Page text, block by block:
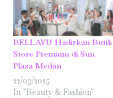
BELLAYU Hadirkan Butik
Store Premium di Sun
Plaza Medan
22/03/2025
In "Beauty & Fashion"